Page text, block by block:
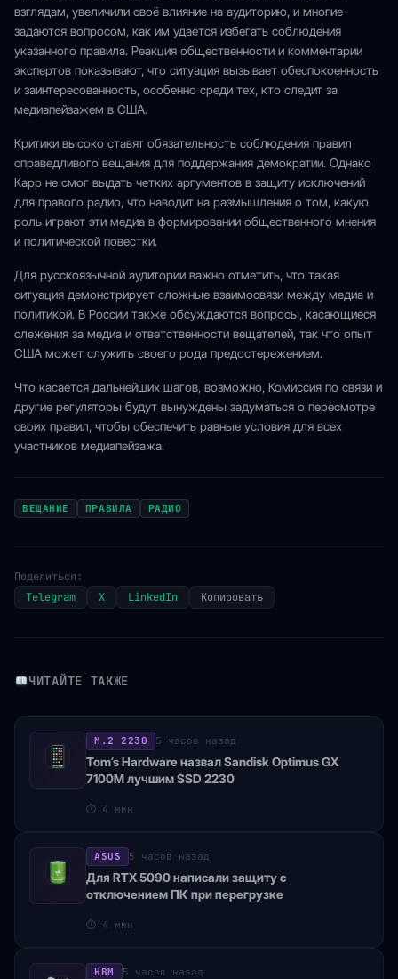
взглядам, увеличили своё влияние на аудиторию, и многие
задаются вопросом, как им удается избегать соблюдения
указанного правила. Реакция общественности и комментарии
экспертов показывают, что ситуация вызывает обеспокоенность
и заинтересованность, особенно среди тех, кто следит за
медиапейзажем в США.
Критики высоко ставят обязательность соблюдения правил
справедливого вещания для поддержания демократии. Однако
Карр не смог выдать четких аргументов в защиту исключений
для правого радио, что наводит на размышления о том, какую
роль играют эти медиа в формировании общественного мнения
и политической повестки.
Для русскоязычной аудитории важно отметить, что такая
ситуация демонстрирует сложные взаимосвязи между медиа и
политикой. В России также обсуждаются вопросы, касающиеся
слежения за медиа и ответственности вещателей, так что опыт
США может служить своего рода предостережением.
Что касается дальнейших шагов, возможно, Комиссия по связи и
другие регуляторы будут вынуждены задуматься о пересмотре
своих правил, чтобы обеспечить равные условия для всех
участников медиапейзажа.
ВЕЩАНИЕ ПРАВИЛА РАДИО
Поделиться:
Telegram
X LinkedIn Копировать
ЧИТАЙТЕ ТАКЖЕ
M.2 2230 5 часов назад
Tom’s Hardware назвал Sandisk Optimus GX
7100M лучшим SSD 2230
⏱ 4 мин
ASUS 5 часов назад
Для RTX 5090 написали защиту с
отключением ПК при перегрузке
⏱ 4 мин
HBM 5 часов назад